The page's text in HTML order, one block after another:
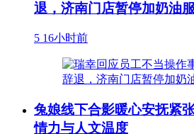
退，济南门店暂停加奶油
5 16小时前
兔娘线下合影暖心安抚紧
情力与人文温度